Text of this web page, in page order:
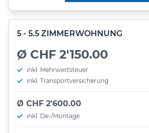
5 - 5.5 ZIMMERWOHNUNG
Ø CHF 2'150.00
inkl. Mehrwertsteuer
inkl. Transportversicherung
Ø CHF 2'600.00
inkl. De-/Montage